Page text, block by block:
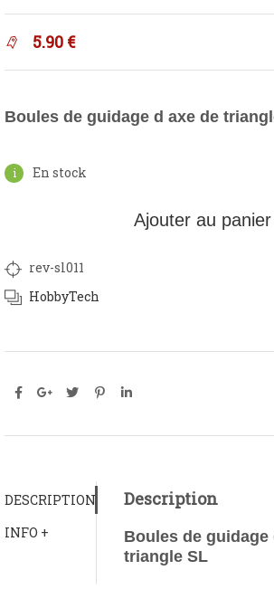
5.90 €
Boules de guidage d axe de
En stock
Ajouter au panier
rev-sl011
HobbyTech
DESCRIPTION
INFO +
Description
Boules de guidage
triangle SL